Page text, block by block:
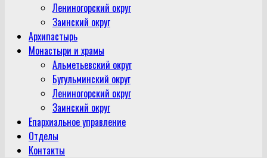
Лениногорский округ
Заинский округ
Архипастырь
Монастыри и храмы
Альметьевский округ
Бугульминский округ
Лениногорский округ
Заинский округ
Епархиальное управление
Отделы
Контакты